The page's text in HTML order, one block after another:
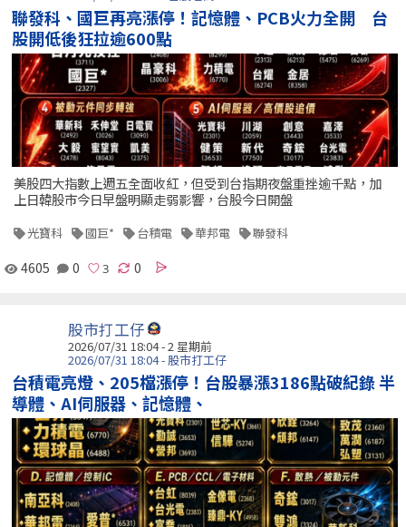
聯發科、國巨再亮漲停！記憶體、PCB火力全開 台
股開低後狂拉逾600點
美股四大指數上週五全面收紅，但受到台指期夜盤重挫逾千點，加
上日韓股市今日早盤明顯走弱影響，台股今日開盤
光寶科 國巨* 台積電 華邦電 聯發科
4605 0 0
股市打工仔
2026/07/31 18:04 - 2 星期前
2026/07/31 18:04 - 股市打工仔
台積電亮燈、205檔漲停！台股暴漲3186點破紀錄 半
導體、AI伺服器、記憶體、